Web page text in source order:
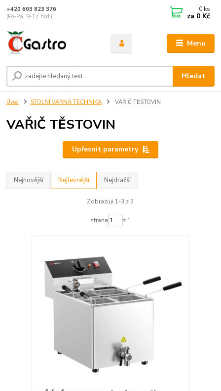
Menu
Hledat
+420 603 823 376
(Po-Pá, 9-17 hod.)
0 ks
za 0 Kč
Úvod STOLNÍ VARNÁ TECHNIKA VAŘIČ TĚSTOVIN
VAŘIČ TĚSTOVIN
Upřesnit parametry
Nejnovější Nejlevnější Nejdražší
Zobrazuji 1-3 z 3
strana z 1